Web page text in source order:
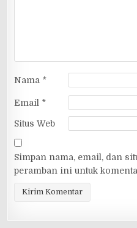
Nama *
Email *
Situs Web
Simpan nama, email, dan
peramban ini untuk